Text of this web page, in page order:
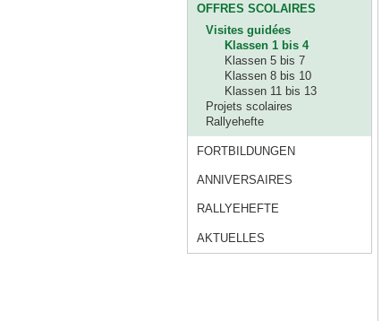
OFFRES SCOLAIRES
Visites guidées
Klassen 1 bis 4
Klassen 5 bis 7
Klassen 8 bis 10
Klassen 11 bis 13
Projets scolaires
Rallyehefte
FORTBILDUNGEN
ANNIVERSAIRES
RALLYEHEFTE
AKTUELLES